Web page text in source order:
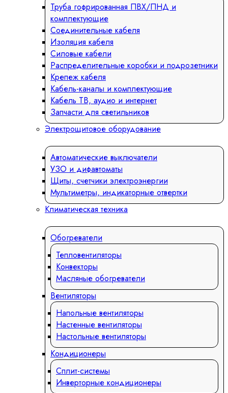
Труба гофрированная ПВХ/ПНД и
комплектующие
Соединительные кабеля
Изоляция кабеля
Силовые кабели
Распределительные коробки и подрозетники
Крепеж кабеля
Кабель-каналы и комплектующие
Кабель ТВ, аудио и интернет
Запчасти для светильников
Электрощитовое оборудование
Автоматические выключатели
УЗО и дифавтоматы
Щиты, счетчики электроэнергии
Мультиметры, индикаторные отвертки
Климатическая техника
Обогреватели
Тепловентиляторы
Конвекторы
Масляные обогреватели
Вентиляторы
Напольные вентиляторы
Настенные вентиляторы
Настольные вентиляторы
Кондиционеры
Сплит-системы
Инверторные кондиционеры